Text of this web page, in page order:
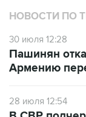
НОВОСТИ ПО
30 июля 12:28
Пашинян
Армению
28 июля 12:54